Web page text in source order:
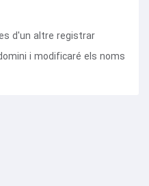
d'un altre registrar
i modificaré els noms